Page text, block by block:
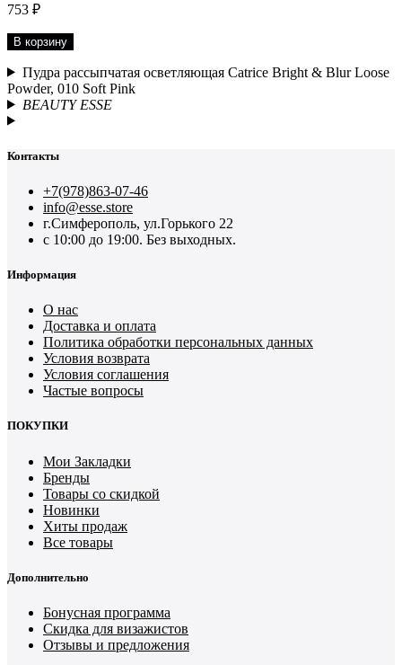
753 ₽
В корзину
Пудра рассыпчатая осветляющая Catrice Bright & Blur Loose
Powder, 010 Soft Pink
BEAUTY ESSE
Контакты
+7(978)863-07-46
info@esse.store
г.Симферополь, ул.Горького 22
с 10:00 до 19:00. Без выходных.
Информация
О нас
Доставка и оплата
Политика обработки персональных данных
Условия возврата
Условия соглашения
Частые вопросы
ПОКУПКИ
Мои Закладки
Бренды
Товары со скидкой
Новинки
Хиты продаж
Все товары
Дополнительно
Бонусная программа
Скидка для визажистов
Отзывы и предложения